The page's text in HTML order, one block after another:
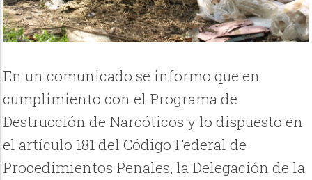
En un comunicado se informo que en
cumplimiento con el Programa de
Destrucción de Narcóticos y lo dispuesto en
el artículo 181 del Código Federal de
Procedimientos Penales, la Delegación de la